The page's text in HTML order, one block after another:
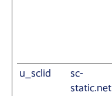
u_sclid
sc-
static.net